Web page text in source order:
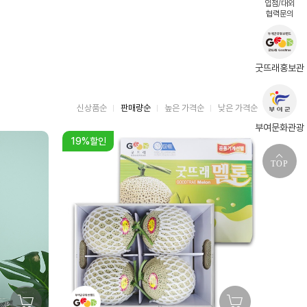
입점/대외
협력문의
굿뜨래홍보관
부여문화관광
TOP
신상품순 판매량순 높은 가격순 낮은 가격순
19%할인